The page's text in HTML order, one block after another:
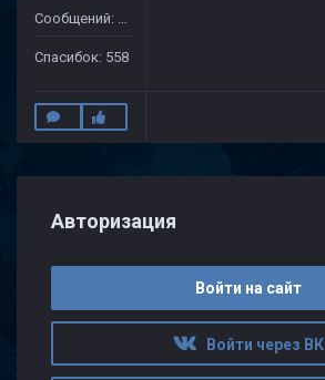
Сообщений: 1971
Спасибок: 558
Авторизация
Войти на сайт
Войти через ВК